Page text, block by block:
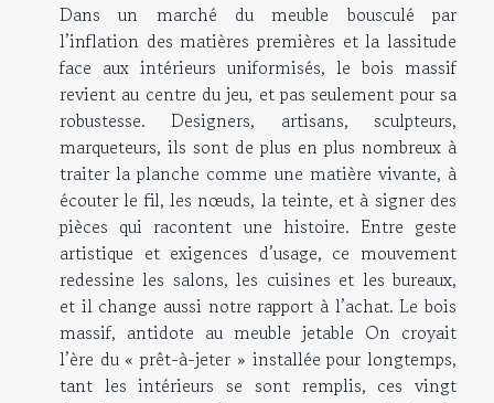
Dans un marché du meuble bousculé par
l’inflation des matières premières et la lassitude
face aux intérieurs uniformisés, le bois massif
revient au centre du jeu, et pas seulement pour sa
robustesse. Designers, artisans, sculpteurs,
marqueteurs, ils sont de plus en plus nombreux à
traiter la planche comme une matière vivante, à
écouter le fil, les nœuds, la teinte, et à signer des
pièces qui racontent une histoire. Entre geste
artistique et exigences d’usage, ce mouvement
redessine les salons, les cuisines et les bureaux,
et il change aussi notre rapport à l’achat. Le bois
massif, antidote au meuble jetable On croyait
l’ère du « prêt-à-jeter » installée pour longtemps,
tant les intérieurs se sont remplis, ces vingt